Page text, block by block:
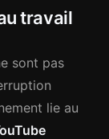
travail
sont pas
lie au